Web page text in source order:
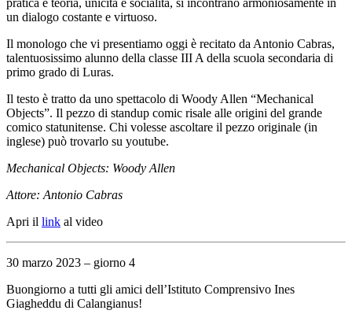
pratica e teoria, unicità e socialità, si incontrano armoniosamente in
un dialogo costante e virtuoso.
Il monologo che vi presentiamo oggi è recitato da Antonio Cabras,
talentuosissimo alunno della classe III A della scuola secondaria di
primo grado di Luras.
Il testo è tratto da uno spettacolo di Woody Allen “Mechanical
Objects”. Il pezzo di standup comic risale alle origini del grande
comico statunitense. Chi volesse ascoltare il pezzo originale (in
inglese) può trovarlo su youtube.
Mechanical Objects: Woody Allen
Attore: Antonio Cabras
Apri il link al video
30 marzo 2023 – giorno 4
Buongiorno a tutti gli amici dell’Istituto Comprensivo Ines
Giagheddu di Calangianus!